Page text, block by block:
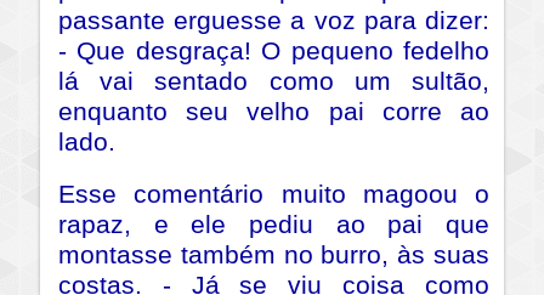
passante erguesse a voz para dizer:
- Que desgraça! O pequeno fedelho
lá vai sentado como um sultão,
enquanto seu velho pai corre ao
lado.
Esse comentário muito magoou o
rapaz, e ele pediu ao pai que
montasse também no burro, às suas
costas. - Já se viu coisa como